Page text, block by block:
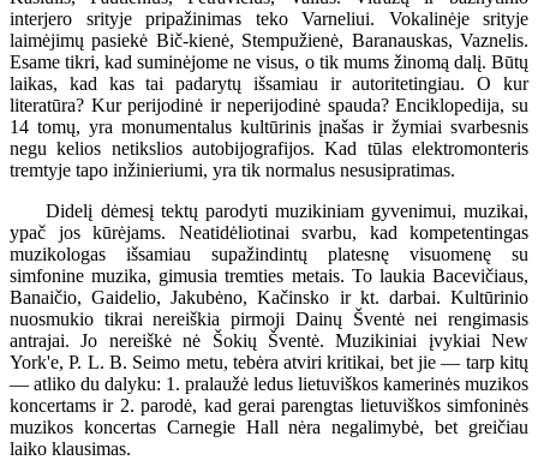
interjero srityje pripažinimas teko Varneliui. Vokalinėje srityje
laimėjimų pasiekė Bič-kienė, Stempužienė, Baranauskas, Vaznelis.
Esame tikri, kad suminėjome ne visus, o tik mums žinomą dalį. Būtų
laikas, kad kas tai padarytų išsamiau ir autoritetingiau. O kur
literatūra? Kur perijodinė ir neperijodinė spauda? Enciklopedija, su
14 tomų, yra monumentalus kultūrinis įnašas ir žymiai svarbesnis
negu kelios netikslios autobijografijos. Kad tūlas elektromonteris
tremtyje tapo inžinieriumi, yra tik normalus nesusipratimas.
Didelį dėmesį tektų parodyti muzikiniam gyvenimui, muzikai,
ypač jos kūrėjams. Neatidėliotinai svarbu, kad kompetentingas
muzikologas išsamiau supažindintų platesnę visuomenę su
simfonine muzika, gimusia tremties metais. To laukia Bacevičiaus,
Banaičio, Gaidelio, Jakubėno, Kačinsko ir kt. darbai. Kultūrinio
nuosmukio tikrai nereiškia pirmoji Dainų Šventė nei rengimasis
antrajai. Jo nereiškė nė Šokių Šventė. Muzikiniai įvykiai New
York'e, P. L. B. Seimo metu, tebėra atviri kritikai, bet jie — tarp kitų
— atliko du dalyku: 1. pralaužė ledus lietuviškos kamerinės muzikos
koncertams ir 2. parodė, kad gerai parengtas lietuviškos simfoninės
muzikos koncertas Carnegie Hall nėra negalimybė, bet greičiau
laiko klausimas.